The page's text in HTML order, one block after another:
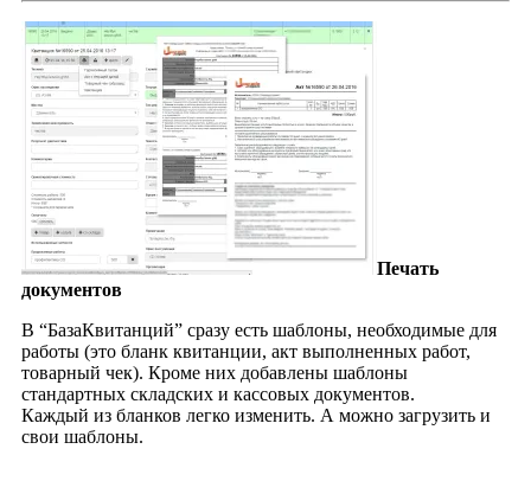
Печать
документов
В “БазаКвитанций” сразу есть шаблоны, необходимые для
работы (это бланк квитанции, акт выполненных работ,
товарный чек). Кроме них добавлены шаблоны
стандартных складских и кассовых документов.
Каждый из бланков легко изменить. А можно загрузить и
свои шаблоны.